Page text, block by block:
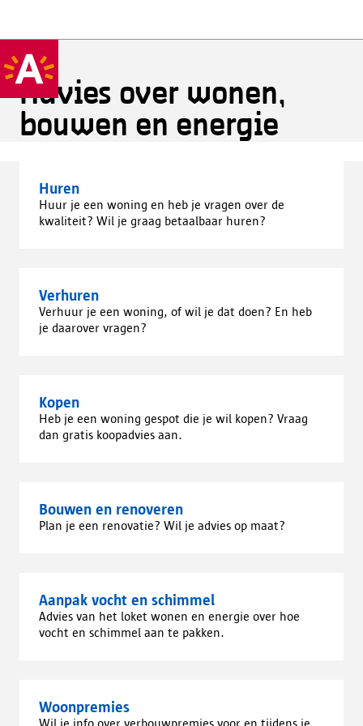
Advies over wonen,
bouwen en energie
Huren
Huur je een woning en heb je vragen over de
kwaliteit? Wil je graag betaalbaar huren?
Verhuren
Verhuur je een woning, of wil je dat doen? En heb
je daarover vragen?
Kopen
Heb je een woning gespot die je wil kopen? Vraag
dan gratis koopadvies aan.
Bouwen en renoveren
Plan je een renovatie? Wil je advies op maat?
Aanpak vocht en schimmel
Advies van het loket wonen en energie over hoe
vocht en schimmel aan te pakken.
Woonpremies
Wil je info over verbouwpremies voor en tijdens je